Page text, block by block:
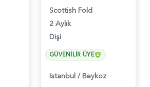
Scottish Fold
2 Aylık
Dişi
GÜVENILIR ÜYE
İstanbul / Beykoz